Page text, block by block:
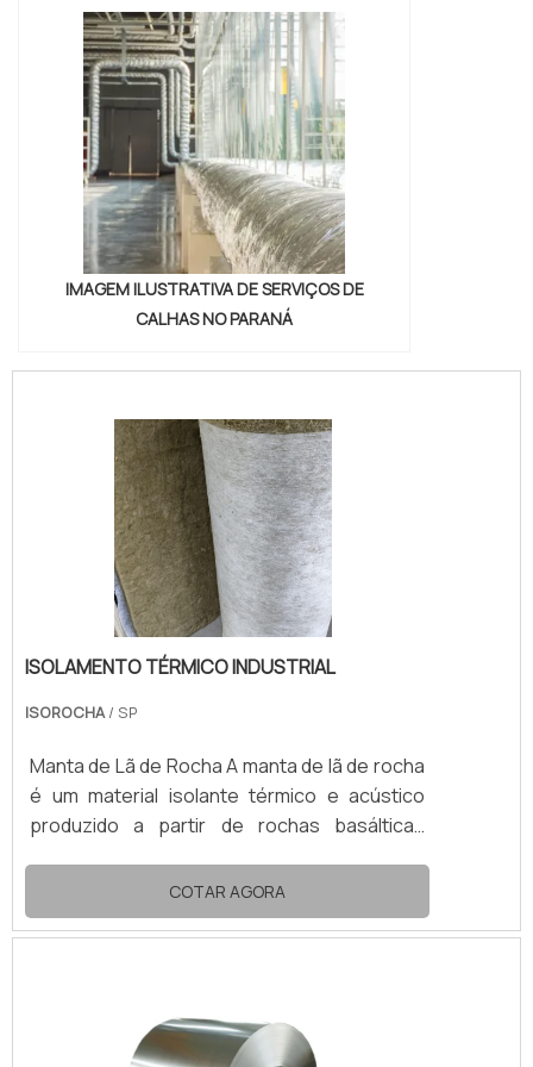
IMAGEM ILUSTRATIVA DE SERVIÇOS DE
CALHAS NO PARANÁ
ISOLAMENTO TÉRMICO INDUSTRIAL
ISOROCHA/ SP
Manta de Lã de Rocha A manta de lã de rocha
é um material isolante térmico e acústico
produzido a partir de rochas basálticas
transformadas em fibras minerais. Leve,
flexível e resistente, é amplamente utilizada
em aplicações industriais, comerciais e
contra fogo. Características técnicas:
COTAR AGORA